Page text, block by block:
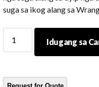
suga sa ikog alang sa
aksesorya
JL
Idugang sa